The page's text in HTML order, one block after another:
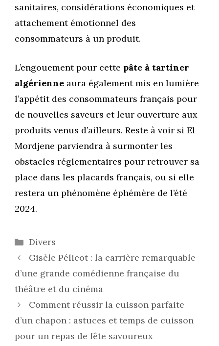
sanitaires, considérations économiques et
attachement émotionnel des
consommateurs à un produit.
L’engouement pour cette pâte à tartiner
algérienne aura également mis en lumière
l’appétit des consommateurs français pour
de nouvelles saveurs et leur ouverture aux
produits venus d’ailleurs. Reste à voir si El
Mordjene parviendra à surmonter les
obstacles réglementaires pour retrouver sa
place dans les placards français, ou si elle
restera un phénomène éphémère de l’été
2024.
Catégories
Divers
Gisèle Pélicot : la carrière remarquable
d’une grande comédienne française du
théâtre et du cinéma
Comment réussir la cuisson parfaite
d’un chapon : astuces et temps de cuisson
pour un repas de fête savoureux